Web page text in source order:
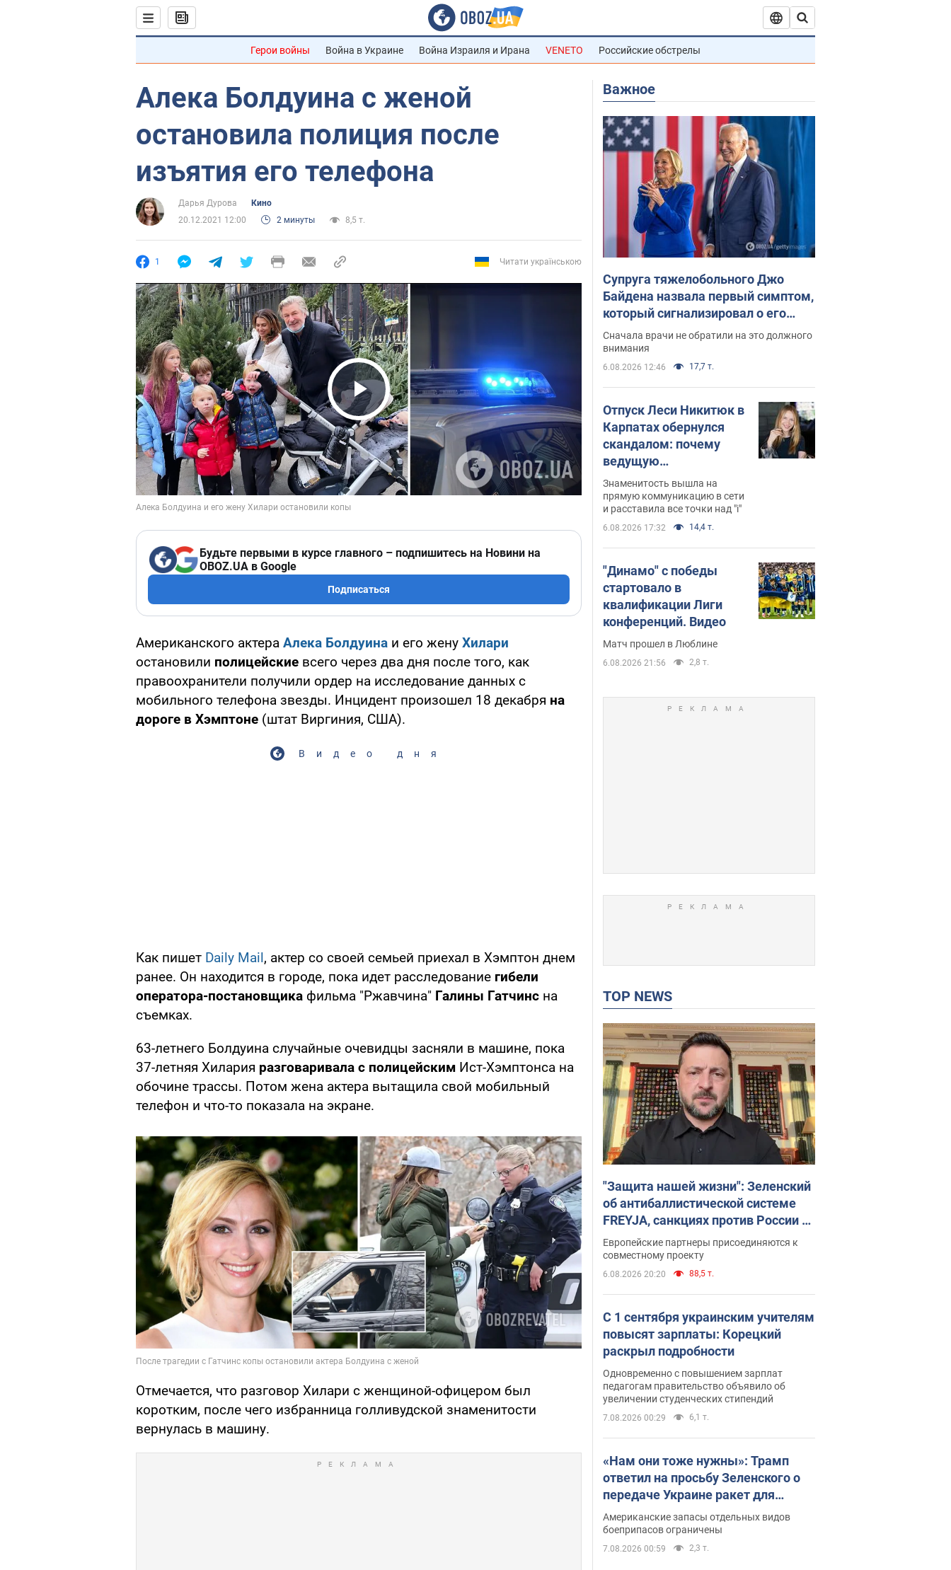
Герои войны Война в Украине Война Израиля и Ирана VENETO Российские обстрелы
Алека Болдуина c женой
остановила полиция после
изъятия его телефона
Дарья Дурова
Кино
20.12.2021 12:00
2 минуты 8,5 т.
1 Читати українською
Play Video
Будьте первыми в курсе главного – подпишитесь на Новини на
OBOZ.UA в Google
Подписаться
Американского актера Алека Болдуина и его жену Хилари
остановили полицейские всего через два дня после того, как
правоохранители получили ордер на исследование данных с
мобильного телефона звезды. Инцидент произошел 18 декабря на
дороге в Хэмптоне (штат Виргиния, США).
Видео дня
Как пишет Daily Mail, актер со своей семьей приехал в Хэмптон днем
ранее. Он находится в городе, пока идет расследование гибели
оператора-постановщика фильма "Ржавчина" Галины Гатчинс на
съемках.
63-летнего Болдуина случайные очевидцы засняли в машине, пока
37-летняя Хилария разговаривала с полицейским Ист-Хэмптонса на
обочине трассы. Потом жена актера вытащила свой мобильный
телефон и что-то показала на экране.
Отмечается, что разговор Хилари с женщиной-офицером был
коротким, после чего избранница голливудской знаменитости
вернулась в машину.
Важное
Супруга тяжелобольного Джо
Байдена назвала первый симптом,
который сигнализировал о его
"агрессивном" раке
Сначала врачи не обратили на это должного
внимания
6.08.2026 12:46 17,7 т.
Отпуск Леси Никитюк в
Карпатах обернулся
скандалом: почему
ведущую
несправедливо
захейтили
Знаменитость вышла на
прямую коммуникацию в сети
и расставила все точки над "i"
6.08.2026 17:32 14,4 т.
"Динамо" с победы
стартовало в
квалификации Лиги
конференций. Видео
Матч прошел в Люблине
6.08.2026 21:56 2,8 т.
TOP NEWS
"Защита нашей жизни": Зеленский
об антибаллистической системе
FREYJA, санкциях против России и
поддержке аграриев. Видео
Европейские партнеры присоединяются к
совместному проекту
6.08.2026 20:20 88,5 т.
С 1 сентября украинским учителям
повысят зарплаты: Корецкий
раскрыл подробности
Одновременно с повышением зарплат
педагогам правительство объявило об
увеличении студенческих стипендий
7.08.2026 00:29 6,1 т.
«Нам они тоже нужны»: Трамп
ответил на просьбу Зеленского о
передаче Украине ракет для
Patriot
Американские запасы отдельных видов
боеприпасов ограничены
7.08.2026 00:59 2,3 т.